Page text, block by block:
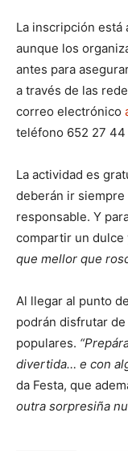
La inscripción está
aunque los
antes para
a través de las
correo electrónico
teléfono 652 27 44
La actividad es
deberán ir siempre
responsable. Y
compartir un dulce
que mellor que
Al llegar al punto
podrán disfrutar
populares.
divertida… e con
da Festa, que
outra sorpresiña